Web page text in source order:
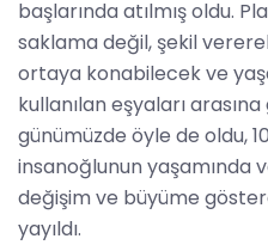
başlarında atılmış oldu.
saklama değil, şekil
ortaya konabilecek ve
kullanılan eşyaları
günümüzde öyle de oldu,
insanoğlunun yaşamında
değişim ve büyüme
yayıldı.